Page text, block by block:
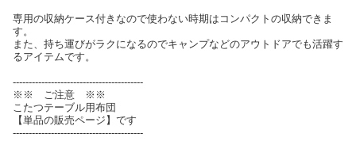
専用の収納ケース付きなので使わない時期はコンパクトの収納できま
す。
また、持ち運びがラクになるのでキャンプなどのアウトドアでも活躍す
るアイテムです。
-----------------------------------------
※※ ご注意 ※※
こたつテーブル用布団
【単品の販売ページ】です
-----------------------------------------